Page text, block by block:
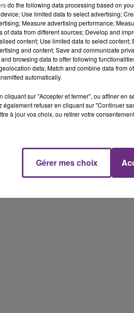
UN FEU DE REMORQUE
CIRCULATION DANS
Un feu de remorque
en fin de matinée sur
FM
19h15 - 20h00
LA RADIO POP
do the following data processing based on
Use limited data to select advertising;
Measure advertising performance;
of data from different sources; Develop and
content; Use limited data to select
and content; Save and communicate
browsing data to offer following
data; Match and combine data from
automatically.
cliquant sur "Accepter et fermer", ou affiner en
également refuser en cliquant sur "Continuer
à jour vos choix, ou retirer votre
Gérer mes choix